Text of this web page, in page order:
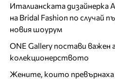
Италианската дизайнерка
на Bridal Fashion по случай
новия шоурум
ONE Gallery постави важен
колекционерството
Жените, които